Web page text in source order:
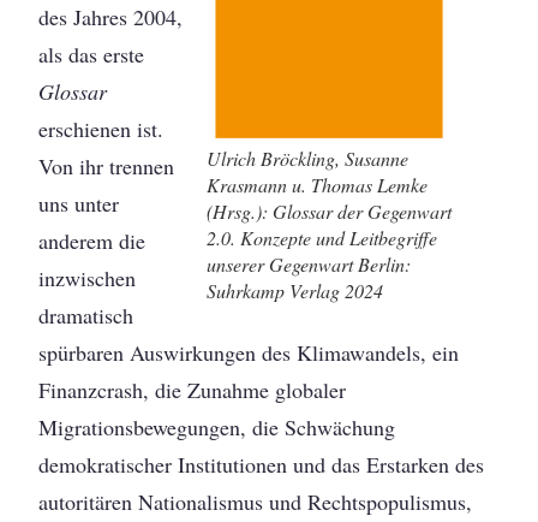
Ulrich Bröckling, Susanne
Krasmann u. Thomas Lemke
(Hrsg.): Glossar der Gegenwart
2.0. Konzepte und Leitbegriffe
unserer Gegenwart Berlin:
Suhrkamp Verlag 2024
des Jahres 2004,
als das erste
Glossar
erschienen ist.
Von ihr trennen
uns unter
anderem die
inzwischen
dramatisch
spürbaren Auswirkungen des Klimawandels, ein
Finanzcrash, die Zunahme globaler
Migrationsbewegungen, die Schwächung
demokratischer Institutionen und das Erstarken des
autoritären Nationalismus und Rechtspopulismus,